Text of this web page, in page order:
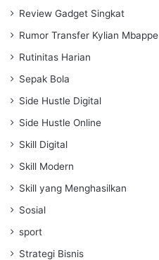
Review Gadget Singkat
Rumor Transfer Kylian Mbappe
Rutinitas Harian
Sepak Bola
Side Hustle Digital
Side Hustle Online
Skill Digital
Skill Modern
Skill yang Menghasilkan
Sosial
sport
Strategi Bisnis